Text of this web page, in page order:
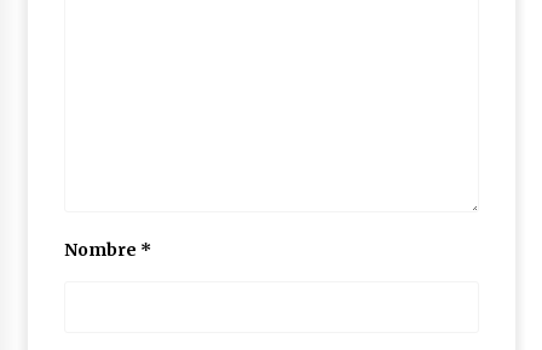
Nombre *